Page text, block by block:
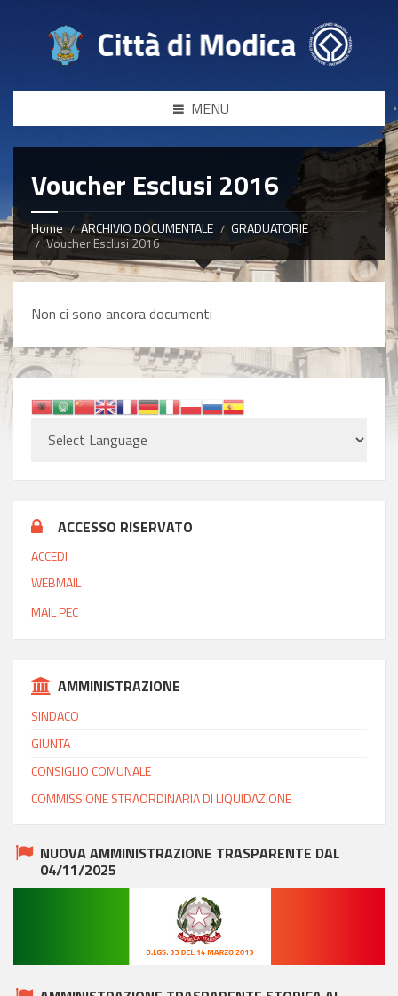
MENU
Voucher Esclusi 2016
Home ARCHIVIO DOCUMENTALE
GRADUATORIE
Voucher Esclusi 2016
Non ci sono ancora documenti
ACCESSO RISERVATO
ACCEDI
WEBMAIL
MAIL PEC
AMMINISTRAZIONE
SINDACO
GIUNTA
CONSIGLIO COMUNALE
COMMISSIONE STRAORDINARIA DI LIQUIDAZIONE
NUOVA AMMINISTRAZIONE TRASPARENTE DAL
04/11/2025